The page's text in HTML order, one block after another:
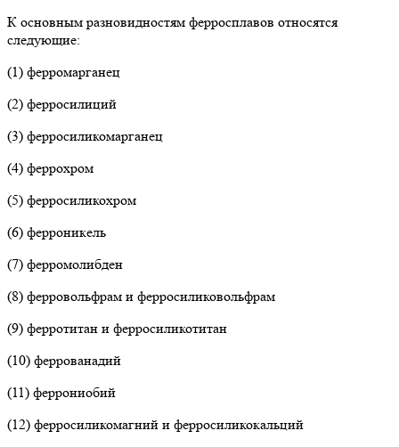
К основным разновидностям ферросплавов относятся
следующие:
(1) ферромарганец
(2) ферросилиций
(3) ферросиликомарганец
(4) феррохром
(5) ферросиликохром
(6) ферроникель
(7) ферромолибден
(8) ферровольфрам и ферросиликовольфрам
(9) ферротитан и ферросиликотитан
(10) феррованадий
(11) феррониобий
(12) ферросиликомагний и ферросиликокальций